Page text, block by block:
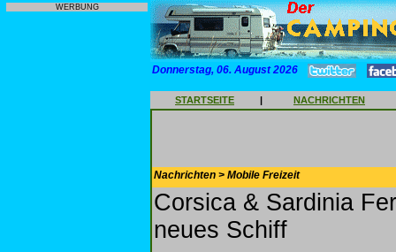
WERBUNG
Donnerstag, 06. August 2026
STARTSEITE | NACHRICHTEN
Nachrichten > Mobile Freizeit
Corsica & Sardinia
neues Schiff